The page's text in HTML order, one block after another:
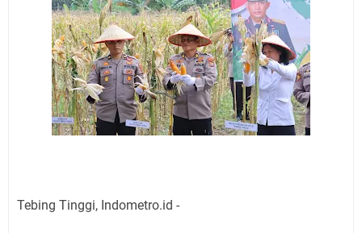
Tebing Tinggi, Indometro.id -